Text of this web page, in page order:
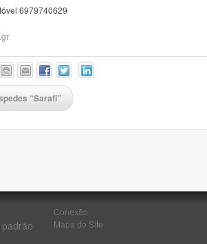
6979740629
“Sarafi”
Conexão
Mapa do Site